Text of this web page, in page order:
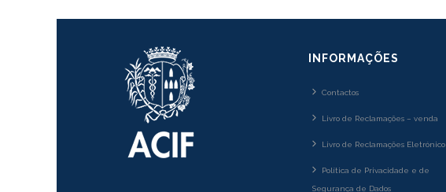
INFORMAÇÕES
Contactos
Livro de Reclamações – venda
Livro de Reclamações Eletrónico
Política de Privacidade e de
Segurança de Dados